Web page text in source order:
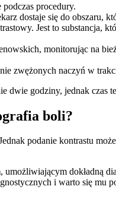
procedury.
dostaje się do obszaru,
Jest to substancja,
monitorując na
zwężonych naczyń w
dwie godziny, jednak czas
boli?
podanie kontrastu
dokładną
i warto się mu